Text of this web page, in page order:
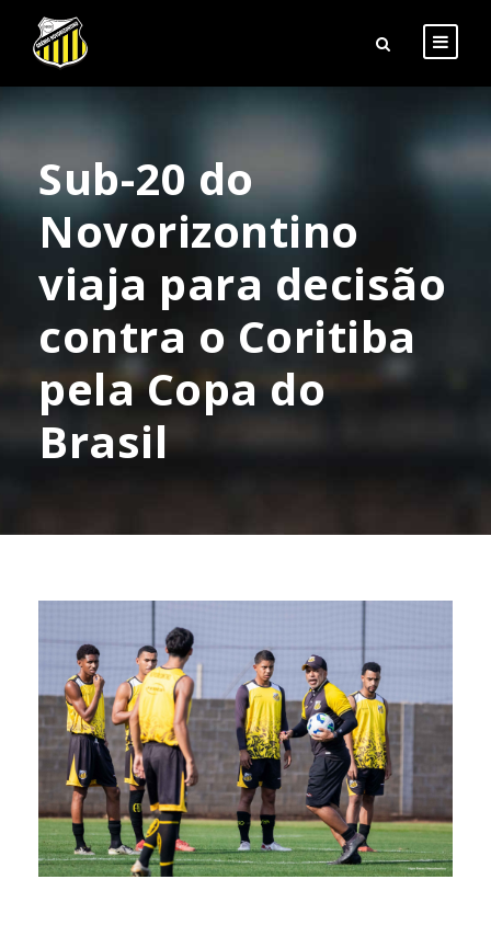
Sub-20 do
Novorizontino
viaja para decisão
contra o Coritiba
pela Copa do
Brasil